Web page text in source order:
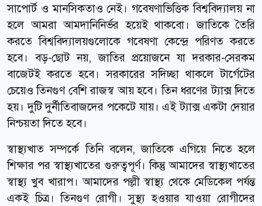
সাপোর্ট ও মানসিকতাও নেই। গবেষণাভিত্তিক বিশ্ববিদ্যালয় না
হলে আমরা আমদানিনির্ভর হয়েই থাকবো। জাতিকে তৈরি
করতে বিশ্ববিদ্যালয়গুলোকে গবেষণা কেন্দ্রে পরিণত করতে
হবে। বড়-ছোট নয়, জাতির প্রয়োজনে যা দরকার-সেরকম
বাজেটই করতে হবে। সরকারের সদিচ্ছা থাকলে টার্গেটের
চেয়েও তিনগুণ বেশি রাজস্ব আয় হবে। তিন ধরণের ট্যাক্স দিতে
হয়। দুটি দুর্নীতিবাজদের পকেটে যায়। এই ট্যাক্স একটা দেয়ার
নিশ্চয়তা দিতে হবে।
স্বাস্থ্যখাত সম্পর্কে তিনি বলেন, জাতিকে এগিয়ে নিতে হলে
শিক্ষার পর স্বাস্থ্যখাতের গুরুত্বপূর্ণ। কিন্তু আমাদের স্বাস্থ্যখাতের
স্বাস্থ্য খুব খারাপ। আমাদের পল্লী স্বাস্থ্য থেকে মেডিকেল পর্যন্ত
একই চিত্র। তিনগুণ রোগী। সুস্থ্য হওয়ার যাওয়া রোগীদের